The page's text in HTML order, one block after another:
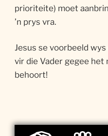
prioriteite) moet
’n prys vra.
Jesus se voorbeeld
vir die Vader gegee het
behoort!